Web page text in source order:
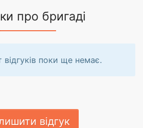
про бригаді
поки ще немає.
відгук